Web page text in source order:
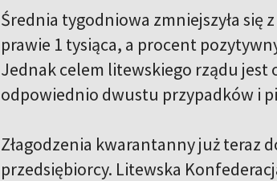
Średnia tygodniowa zmniejszyła się
prawie 1 tysiąca, a procent
Jednak celem litewskiego rządu jest
odpowiednio dwustu przypadków i
Złagodzenia kwarantanny już teraz
przedsiębiorcy. Litewska